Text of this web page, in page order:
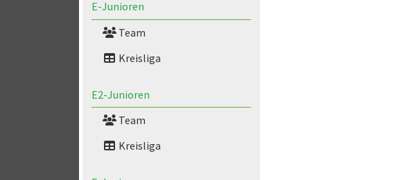
E-Junioren
Team
Kreisliga
E2-Junioren
Team
Kreisliga